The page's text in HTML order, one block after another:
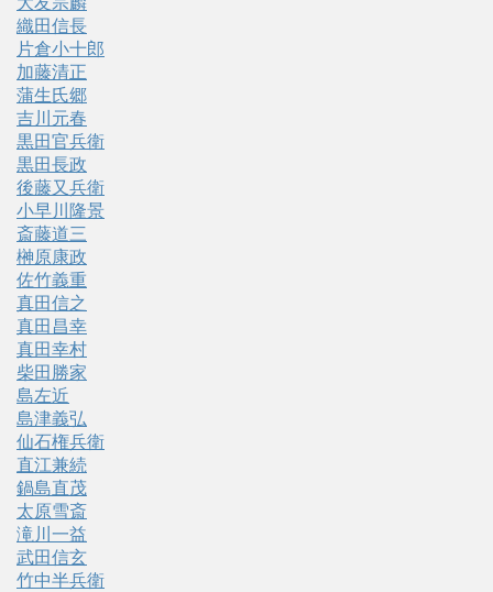
織田信長
片倉小十郎
加藤清正
蒲生氏郷
吉川元春
黒田官兵衛
黒田長政
後藤又兵衛
小早川隆景
斎藤道三
榊原康政
佐竹義重
真田信之
真田昌幸
真田幸村
柴田勝家
島左近
島津義弘
仙石権兵衛
直江兼続
鍋島直茂
太原雪斎
滝川一益
武田信玄
竹中半兵衛